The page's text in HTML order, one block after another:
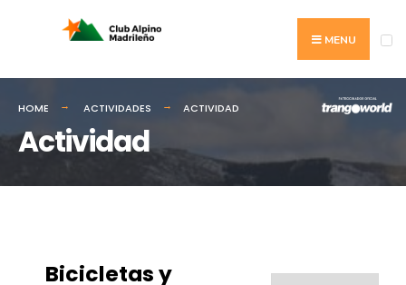
MENU
HOME ACTIVIDADES ACTIVIDAD
Actividad
Bicicletas y